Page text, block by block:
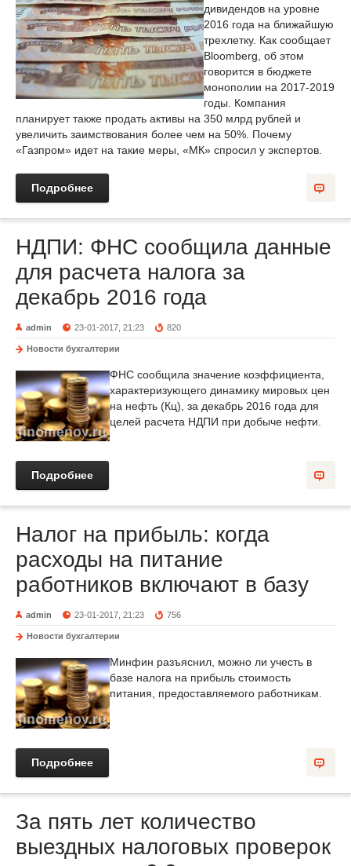
дивидендов на уровне
2016 года на ближайшую
трехлетку. Как сообщает
Bloomberg, об этом
говорится в бюджете
монополии на 2017-2019
годы. Компания
планирует также продать активы на 350 млрд рублей и
увеличить заимствования более чем на 50%. Почему
«Газпром» идет на такие меры, «МК» спросил у экспертов.
Подробнее
НДПИ: ФНС сообщила данные
для расчета налога за
декабрь 2016 года
admin 23-01-2017, 21:23 820
Новости бухгалтерии
ФНС сообщила значение коэффициента,
характеризующего динамику мировых цен
на нефть (Кц), за декабрь 2016 года для
целей расчета НДПИ при добыче нефти.
Подробнее
Налог на прибыль: когда
расходы на питание
работников включают в базу
admin 23-01-2017, 21:23 756
Новости бухгалтерии
Минфин разъяснил, можно ли учесть в
базе налога на прибыль стоимость
питания, предоставляемого работникам.
Подробнее
За пять лет количество
выездных налоговых проверок